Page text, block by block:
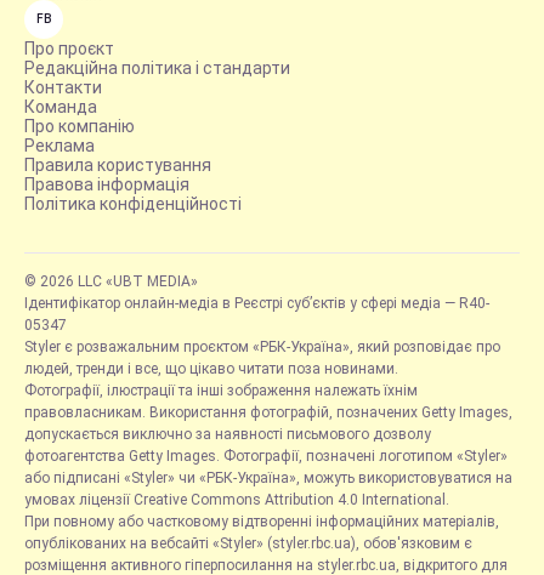
FB
Про проєкт
Редакційна політика і стандарти
Контакти
Команда
Про компанію
Реклама
Правила користування
Правова інформація
Політика конфіденційності
© 2026 LLC «UBT MEDIA»
Ідентифікатор онлайн-медіа в Реєстрі суб’єктів у сфері медіа — R40-
05347
Styler є розважальним проєктом «РБК-Україна», який розповідає про
людей, тренди і все, що цікаво читати поза новинами.
Фотографії, ілюстрації та інші зображення належать їхнім
правовласникам. Використання фотографій, позначених Getty Images,
допускається виключно за наявності письмового дозволу
фотоагентства Getty Images. Фотографії, позначені логотипом «Styler»
або підписані «Styler» чи «РБК-Україна», можуть використовуватися на
умовах ліцензії Creative Commons Attribution 4.0 International.
При повному або частковому відтворенні інформаційних матеріалів,
опублікованих на вебсайті «Styler» (styler.rbc.ua), обов'язковим є
розміщення активного гіперпосилання на styler.rbc.ua, відкритого для